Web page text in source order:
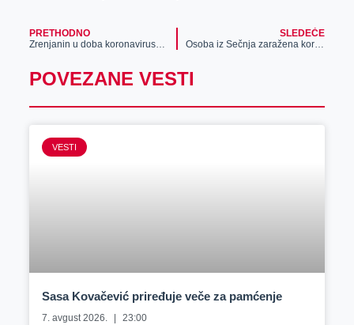
PRETHODNO
Zrenjanin u doba koronavirusa, 24.dan (FOTO)
SLEDEĆE
Osoba iz Sečnja zaražena koronavirusom
POVEZANE VESTI
VESTI
Sasa Kovačević priređuje veče za pamćenje
7. avgust 2026. 23:00